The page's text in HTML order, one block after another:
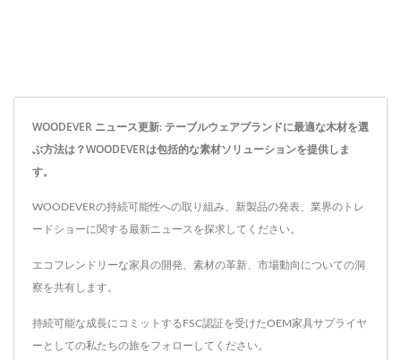
WOODEVER ニュース更新: テーブルウェアブランドに最適な木材を選
ぶ方法は？WOODEVERは包括的な素材ソリューションを提供しま
す。
WOODEVERの持続可能性への取り組み、新製品の発表、業界のトレ
ードショーに関する最新ニュースを探求してください。
エコフレンドリーな家具の開発、素材の革新、市場動向についての洞
察を共有します。
持続可能な成長にコミットするFSC認証を受けたOEM家具サプライヤ
ーとしての私たちの旅をフォローしてください。